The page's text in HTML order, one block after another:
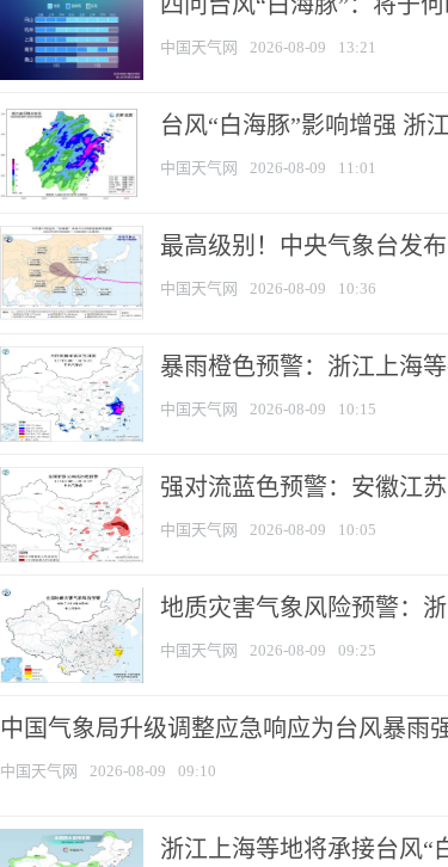
中国天气网 2026-08-09 13:21
台风“白海豚”影响增强 浙
中国天气网 2026-08-09 11:01
最高级别！中央气象台发
中国天气网 2026-08-09 10:36
暴雨橙色预警：浙江上海
中国天气网 2026-08-09 10:15
强对流蓝色预警：安徽江
中国天气网 2026-08-09 10:05
地质灾害气象风险预警：
中国天气网 2026-08-09 09:25
中国气象局升级调整应急响应为台风暴雨
中国天气网 2026-08-09 09:10
浙江上海等地将承接台风“